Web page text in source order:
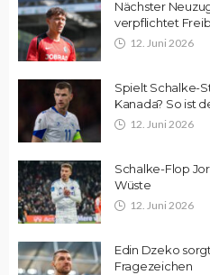
Nächster
verpflichtet
12. Juni 2026
Spielt Schalke-
Kanada? So ist
12. Juni 2026
Schalke-Flop
Wüste
12. Juni 2026
Edin Dzeko
Fragezeichen